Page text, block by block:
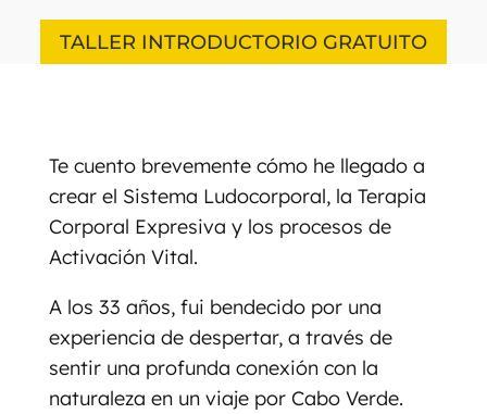
TALLER INTRODUCTORIO GRATUITO
Te cuento brevemente cómo he llegado a
crear el Sistema Ludocorporal, la Terapia
Corporal Expresiva y los procesos de
Activación Vital.
A los 33 años, fui bendecido por una
experiencia de despertar, a través de
sentir una profunda conexión con la
naturaleza en un viaje por Cabo Verde.